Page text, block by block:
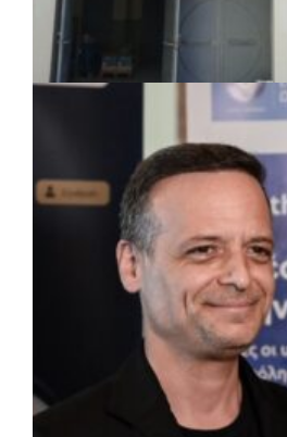
07/08/2026 ·
Δήμος Πετρούπολης:
συντήρησης σε σχολεία
εγκαταστάσεις